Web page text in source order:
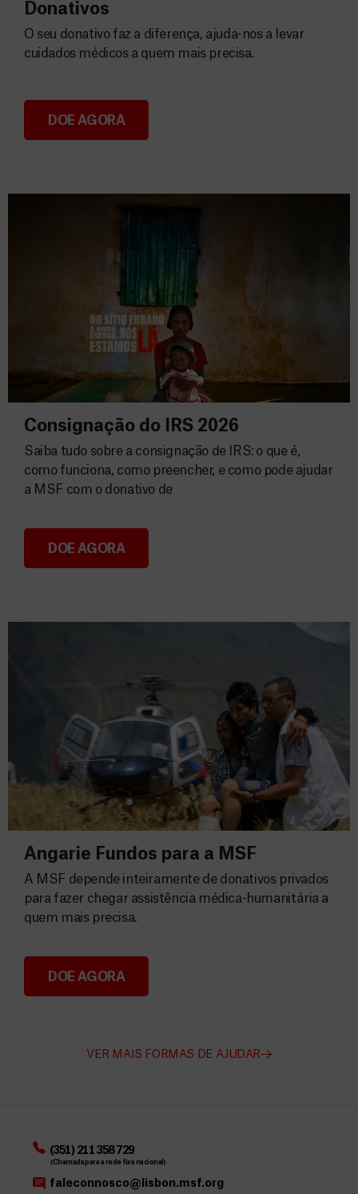
Donativos
Donativos
O seu donativo faz a diferença, ajuda-nos a levar
cuidados médicos a quem mais precisa.
DOE AGORA
Consignação do IRS 2026
Consignação do IRS 2026
Saiba tudo sobre a consignação de IRS: o que é,
como funciona, como preencher, e como pode ajudar
a MSF com o donativo de
DOE AGORA
Angarie Fundos para a MSF
Angarie Fundos para a MSF
A MSF depende inteiramente de donativos privados
para fazer chegar assistência médica-humanitária a
quem mais precisa.
DOE AGORA
VER MAIS FORMAS DE AJUDAR
(351) 211 358 729
(Chamada para a rede fixa nacional)
faleconnosco@lisbon.msf.org